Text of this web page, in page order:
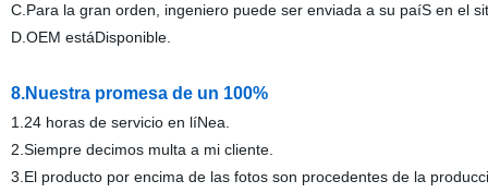
C.Para la gran orden, ingeniero puede ser enviada a su paíS en el
D.OEM estáDisponible.
8.Nuestra promesa de un 100%
1.24 horas de servicio en líNea.
2.Siempre decimos multa a mi cliente.
3.El producto por encima de las fotos son procedentes de la